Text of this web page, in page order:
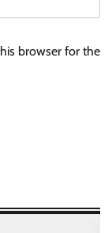
browser for the